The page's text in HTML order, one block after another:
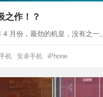
之作！？
月份，最劲的机皇，没有之一。
机 安卓手机 iPhone